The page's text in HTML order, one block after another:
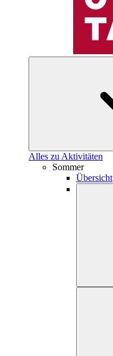
Alles zu Aktivitäten
Sommer
Übersicht